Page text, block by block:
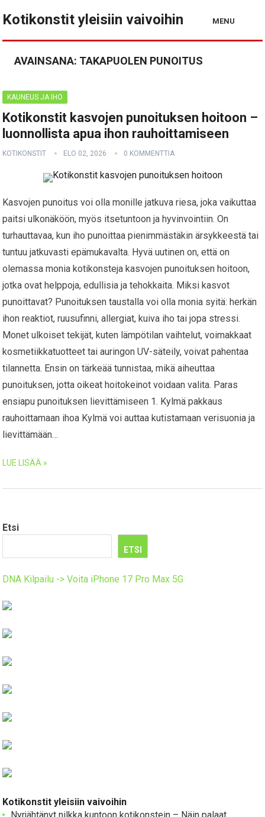
Kotikonstit yleisiin vaivoihin MENU
AVAINSANA: TAKAPUOLEN PUNOITUS
KAUNEUS JA IHO
Kotikonstit kasvojen punoituksen hoitoon –
luonnollista apua ihon rauhoittamiseen
KOTIKONSTIT ELO 02, 2026 0 KOMMENTTIA
Kasvojen punoitus voi olla monille jatkuva riesa, joka vaikuttaa
paitsi ulkonäköön, myös itsetuntoon ja hyvinvointiin. On
turhauttavaa, kun iho punoittaa pienimmästäkin ärsykkeestä tai
tuntuu jatkuvasti epämukavalta. Hyvä uutinen on, että on
olemassa monia kotikonsteja kasvojen punoituksen hoitoon,
jotka ovat helppoja, edullisia ja tehokkaita. Miksi kasvot
punoittavat? Punoituksen taustalla voi olla monia syitä: herkän
ihon reaktiot, ruusufinni, allergiat, kuiva iho tai jopa stressi.
Monet ulkoiset tekijät, kuten lämpötilan vaihtelut, voimakkaat
kosmetiikkatuotteet tai auringon UV-säteily, voivat pahentaa
tilannetta. Ensin on tärkeää tunnistaa, mikä aiheuttaa
punoituksen, jotta oikeat hoitokeinot voidaan valita. Paras
ensiapu punoituksen lievittämiseen 1. Kylmä pakkaus
rauhoittamaan ihoa Kylmä voi auttaa kutistamaan verisuonia ja
lievittämään…
LUE LISÄÄ »
Etsi
ETSI
DNA Kilpailu -> Voita iPhone 17 Pro Max 5G
Kotikonstit yleisiin vaivoihin